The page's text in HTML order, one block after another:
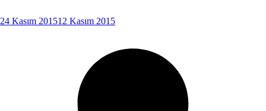
24 Kasım 201512 Kasım 2015